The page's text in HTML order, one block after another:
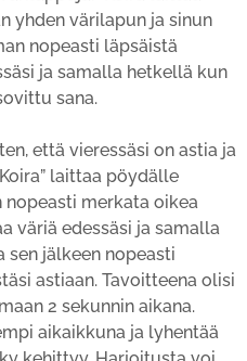
yhden värilapun ja sinun
nopeasti läpsäistä
ja samalla hetkellä kun
sana.
että vieressäsi on astia ja
laittaa pöydälle
nopeasti merkata oikea
väriä edessäsi ja samalla
sen jälkeen nopeasti
astiaan. Tavoitteena olisi
2 sekunnin aikana.
aikaikkuna ja lyhentää